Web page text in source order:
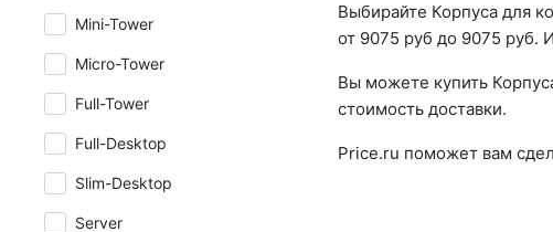
Mini-Tower
Micro-Tower
Full-Tower
Full-Desktop
Slim-Desktop
Server
Выбирайте Корпуса для
от 9075 руб до 9075 руб.
Вы можете купить
стоимость доставки.
Price.ru поможет вам